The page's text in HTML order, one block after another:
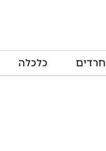
חרדים כלכלה